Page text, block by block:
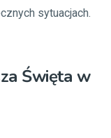
sytuacjach.
Święta w